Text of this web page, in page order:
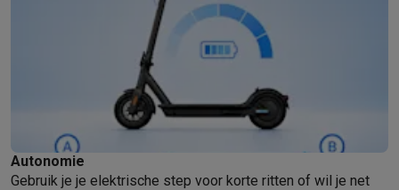
Apple iPhone Samsung smartphones
Refurbished smartphonesBuyBack
iPhone hoesjesSamsung hoesjes
Smartwatches
Opladers en kabels Draadloze opladers
GSM accessoiresAirTags & GPS trackers Draadloze oortjes
Vaste telefoons
Babyfoons
Computers & tablets
Autonomie
Gebruik je je elektrische step voor korte ritten of wil je net